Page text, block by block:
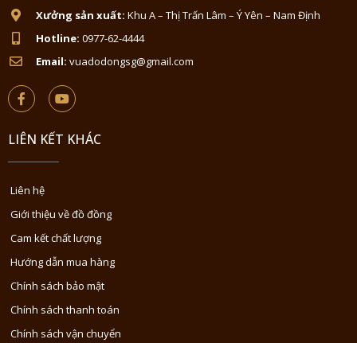
Xưởng sản xuất: Khu A – Thị Trấn Lâm – Ý Yên – Nam Định
Hotline: 0977-62-4444
Email: vuadodongsg@gmail.com
LIÊN KẾT KHÁC
Liên hệ
Giới thiệu về đồ đồng
Cam kết chất lượng
Hướng dẫn mua hàng
Chính sách bảo mật
Chính sách thanh toán
Chính sách vận chuyển